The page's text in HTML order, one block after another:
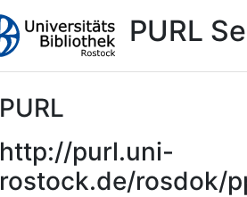
PURL
PURL
http://purl.uni-
rostock.de/rosdok/